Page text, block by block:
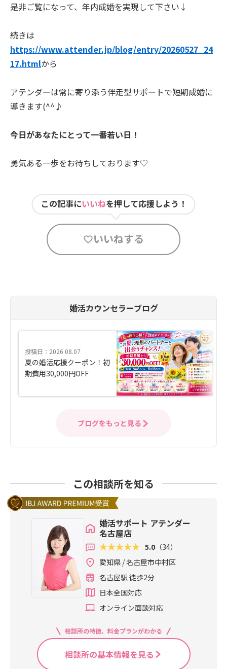
是非ご覧になって、年内成婚を実現して下さい↓
続きは
https://www.attender.jp/blog/entry/20260527_24
17.htmlから
アテンダーは常に寄り添う伴走型サポートで短期成婚に
導きます(^^♪
今日があなたにとって一番若い日！
勇気ある一歩をお待ちしております♡
この記事にいいねを押して応援しよう！
いいねする
婚活カウンセラーブログ
投稿日：2026.08.07
夏の婚活応援クーポン！初
期費用30,000円OFF
ブログをもっと見る
この相談所を知る
婚活サポート アテンダー
名古屋店
5.0 （34）
愛知県 / 名古屋市中村区
名古屋駅 徒歩2分
日本全国対応
オンライン面談対応
相談所の特徴、料金プランがわかる
相談所の基本情報を見る